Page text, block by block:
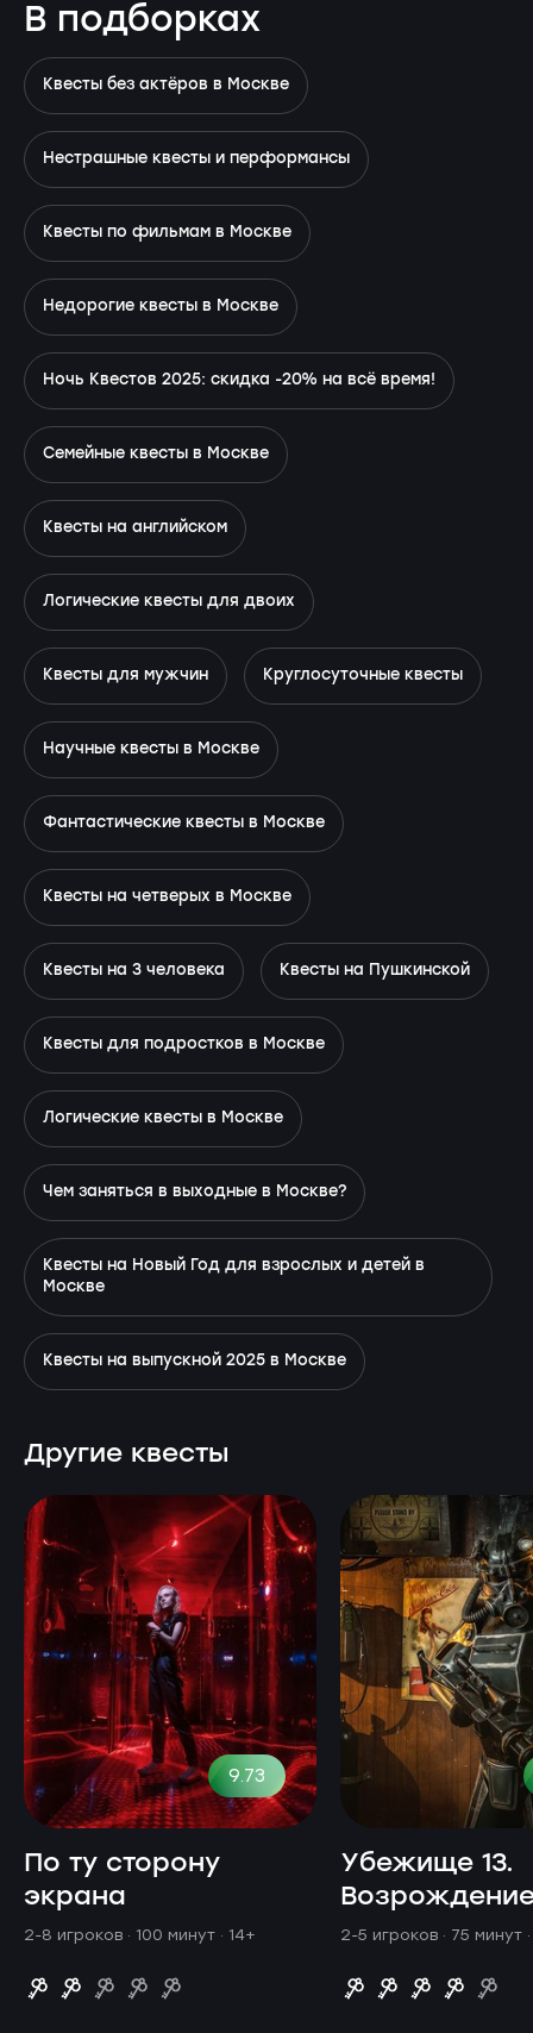
В подборках
Квесты без актёров в Москве
Нестрашные квесты и перформансы
Квесты по фильмам в Москве
Недорогие квесты в Москве
Ночь Квестов 2025: скидка -20% на всё время!
Семейные квесты в Москве
Квесты на английском
Логические квесты для двоих
Квесты для мужчин Круглосуточные квесты
Научные квесты в Москве
Фантастические квесты в Москве
Квесты на четверых в Москве
Квесты на 3 человека Квесты на Пушкинской
Квесты для подростков в Москве
Логические квесты в Москве
Чем заняться в выходные в Москве?
Квесты на Новый Год для взрослых и детей в
Москве
Квесты на выпускной 2025 в Москве
Другие квесты
9.73
По ту сторону
экрана
2-8 игроков · 100 минут · 14+
Убежище 13.
2-5 игроков · 75 минут